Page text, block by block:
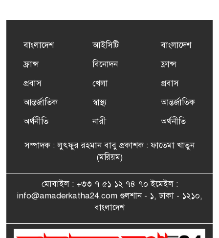
৫
এর সম্পূর্ণ বিনামূল্যের সুশি
ফ্রান্সসহ ইউরোপীয় দেশসমূহে
দাবদাহ: কারণ, প্রভাব ও করণীয়
ফ্রান্সে সংবর্ধিত হলেন যুক্তরাজ্য
বিএনপি’র আহ্বায়ক কমিটির
সাংবাদিকতায় কৃতিত্বের পুরস্কার
এমপি মমতাজ আলোকে
জেলা প্রবাসী এসোসিয়েশন’
বাংলাদেশ
ফ্রান্স
প্রবাস
আন্তর্জাতিক
অর্থনীতি
আইসিটি
বিনোদন
খেলা
স্বাস্থ্য
নারী
বাংলাদেশ
ফ্রান্স
প্রবাস
আন্তর্জাতিক
অর্থনীতি
সম্পাদক : লুৎফুর রহমান বাবু প্রকাশক : ফাতেমা খাতুন
(মরিয়ম)
মোবাইল : +৩৩ ৭ ৫১ ১২ ৭৪ ৭০ ইমেইল :
info@amaderkatha24.com গুলশান - ১, ঢাকা - ১২১০,
বাংলাদেশ